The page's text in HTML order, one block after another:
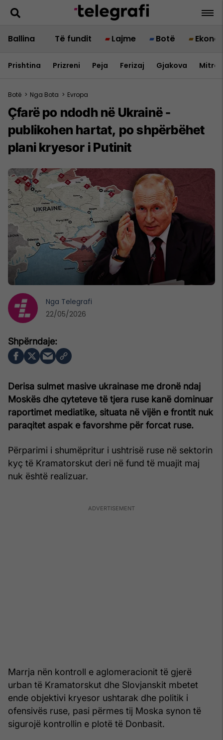
Ballina Të fundit Lajme Botë
Prishtina Prizreni Peja Ferizaj Gjakova
Botë > Nga Bota > Evropa
Çfarë po ndodh në Ukrainë -
publikohen hartat, po shpërbëhet
plani kryesor i Putinit
Derisa sulmet masive ukrainase me dronë ndaj
Moskës dhe qyteteve të tjera ruse kanë dominuar
raportimet mediatike, situata në vijën e frontit nuk
paraqitet aspak e favorshme për forcat ruse.
Përparimi i shumëpritur i ushtrisë ruse në sektorin
kyç të Kramatorskut deri në fund të muajit maj
nuk është realizuar.
Marrja nën kontroll e aglomeracionit të gjerë
urban të Kramatorskut dhe Slovjanskit mbetet
ende objektivi kryesor ushtarak dhe politik i
ofensivës ruse, pasi përmes tij Moska synon të
sigurojë kontrollin e plotë të Donbasit.
Nga Telegrafi
22/05/2026